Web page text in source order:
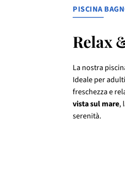
PISCINA
Relax
La nostra
Ideale per
freschezza e
vista sul mare,
serenità.